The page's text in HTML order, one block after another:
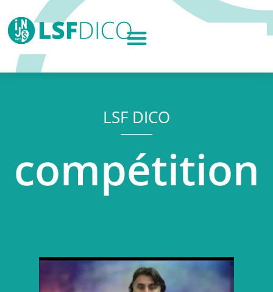
LSF DICO
compétition
Lecteur
vidéo